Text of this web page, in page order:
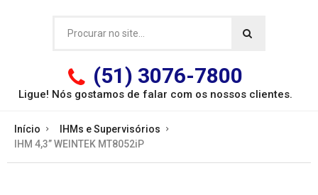
(51) 3076-7800
Ligue! Nós gostamos de falar com os nossos clientes.
Início
IHMs e Supervisórios
IHM 4,3” WEINTEK MT8052iP